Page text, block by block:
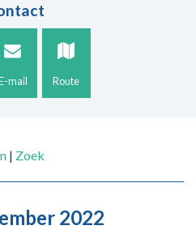
mail Route
| Zoek
2022